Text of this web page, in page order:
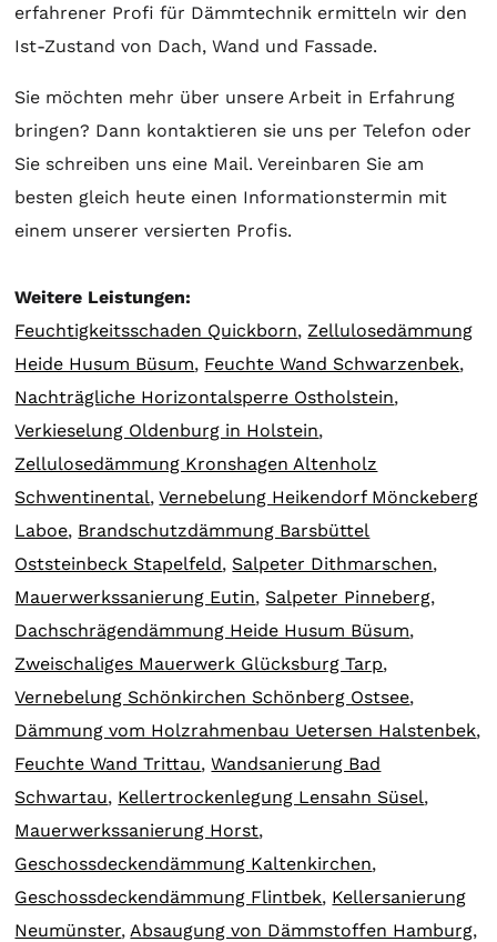
erfahrener Profi für Dämmtechnik ermitteln wir den
Ist-Zustand von Dach, Wand und Fassade.
Sie möchten mehr über unsere Arbeit in Erfahrung
bringen? Dann kontaktieren sie uns per Telefon oder
Sie schreiben uns eine Mail. Vereinbaren Sie am
besten gleich heute einen Informationstermin mit
einem unserer versierten Profis.
Weitere Leistungen:
Feuchtigkeitsschaden Quickborn, Zellulosedämmung
Heide Husum Büsum, Feuchte Wand Schwarzenbek,
Nachträgliche Horizontalsperre Ostholstein,
Verkieselung Oldenburg in Holstein,
Zellulosedämmung Kronshagen Altenholz
Schwentinental,Vernebelung Heikendorf Mönckeberg
Laboe, Brandschutzdämmung Barsbüttel
Oststeinbeck Stapelfeld, Salpeter Dithmarschen,
Mauerwerkssanierung Eutin, Salpeter Pinneberg,
Dachschrägendämmung Heide Husum Büsum,
Zweischaliges Mauerwerk Glücksburg Tarp,
Vernebelung Schönkirchen Schönberg Ostsee,
Dämmung vom Holzrahmenbau Uetersen Halstenbek,
Feuchte Wand Trittau,Wandsanierung Bad
Schwartau, Kellertrockenlegung Lensahn Süsel,
Mauerwerkssanierung Horst,
Geschossdeckendämmung Kaltenkirchen,
Geschossdeckendämmung Flintbek, Kellersanierung
Neumünster, Absaugung von Dämmstoffen Hamburg,